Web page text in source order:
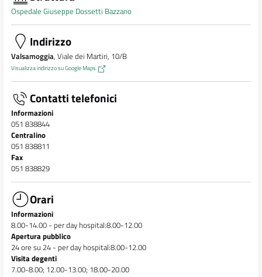
Ospedale Giuseppe Dossetti Bazzano
Indirizzo
Valsamoggia, Viale dei Martiri, 10/B
Visualizza indirizzo su Google Maps
Contatti telefonici
Informazioni
051 838844
Centralino
051 838811
Fax
051 838829
Orari
Informazioni
8.00-14.00 - per day hospital:8.00-12.00
Apertura pubblico
24 ore su 24 - per day hospital:8.00-12.00
Visita degenti
7.00-8.00; 12.00-13.00; 18.00-20.00